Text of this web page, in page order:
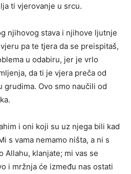
ti vjerovanje u srcu.
njihovog stava i njihove ljutnje
pa te tjera da se preispitaš,
u odabiru, jer je vrlo
da ti je vjera preča od
grudima. Ovo smo naučili od
i oni koji su uz njega bili kad
s vama nemamo ništa, a ni s
Allahu, klanjate; mi vas se
i mržnja će između nas ostati